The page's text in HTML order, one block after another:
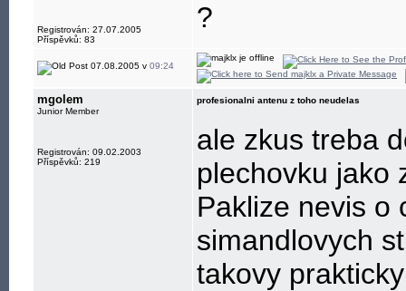
Registrován: 27.07.2005
Příspěvků: 83
?
07.08.2005 v 09:24
mgolem
Junior Member
Registrován: 09.02.2003
Příspěvků: 219
profesionalni antenu z toho neudelas
ale zkus treba
plechovku jako
Paklize nevis o
simandlovych
takovy